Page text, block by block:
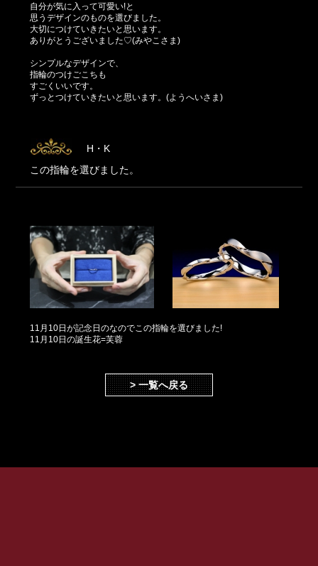
自分が気に入って可愛い!と
思うデザインのものを選びました。
大切につけていきたいと思います。
ありがとうございました♡(みやこさま)
シンプルなデザインで、
指輪のつけごこちも
すごくいいです。
ずっとつけていきたいと思います。(ようへいさま)
H・K
この指輪を選びました。
11月10日が記念日のなのでこの指輪を選びました!
11月10日の誕生花=芙蓉
> 一覧へ戻る